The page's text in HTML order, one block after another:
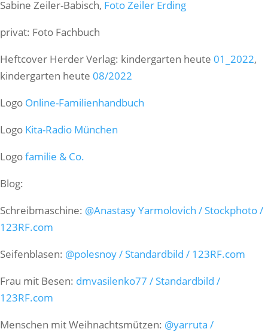
Sabine Zeiler-Babisch, Foto Zeiler Erding
privat: Foto Fachbuch
Heftcover Herder Verlag: kindergarten heute 01_2022,
kindergarten heute 08/2022
Logo Online-Familienhandbuch
Logo Kita-Radio München
Logofamilie & Co.
Blog:
Schreibmaschine: @Anastasy Yarmolovich / Stockphoto /
123RF.com
Seifenblasen: @polesnoy / Standardbild / 123RF.com
Frau mit Besen: dmvasilenko77 / Standardbild /
123RF.com
Menschen mit Weihnachtsmützen: @yarruta /